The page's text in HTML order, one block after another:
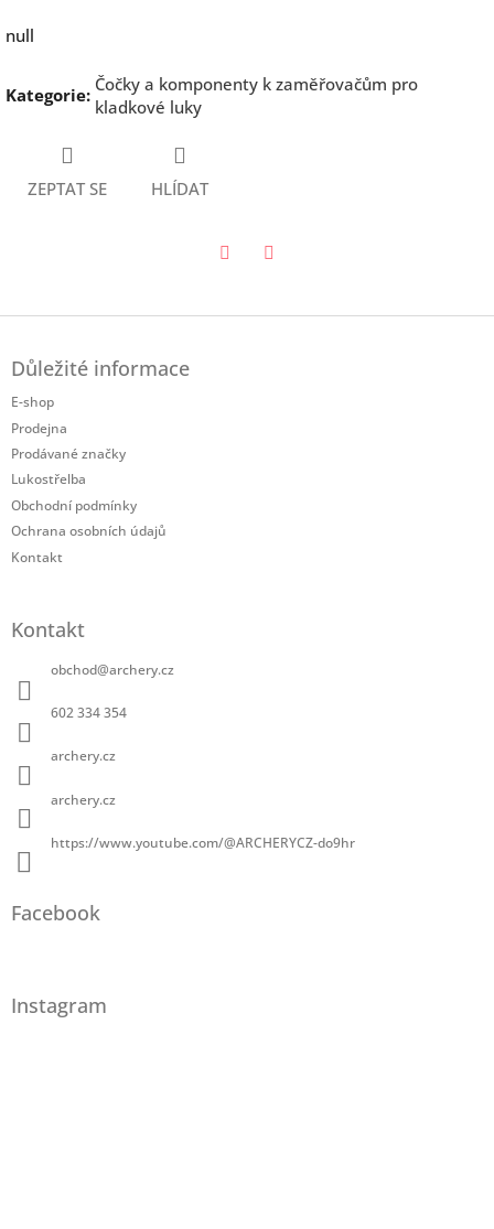
null
Kategorie: Čočky a komponenty k zaměřovačům pro
kladkové luky
ZEPTAT SE HLÍDAT
Důležité informace
E-shop
Prodejna
Prodávané značky
Lukostřelba
Obchodní podmínky
Ochrana osobních údajů
Kontakt
Kontakt
obchod@archery.cz
602 334 354
archery.cz
archery.cz
https://www.youtube.com/@ARCHERYCZ-do9hr
Facebook
Instagram